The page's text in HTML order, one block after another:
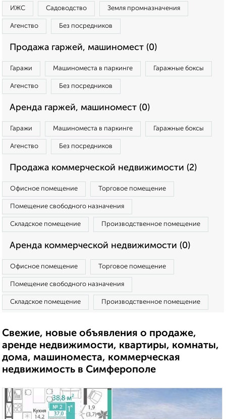
ИЖС Садоводство Земля промназначения
Агенство Без посредников
Продажа гаржей, машиномест (0)
Гаражи Машиноместа в паркинге Гаражные боксы
Агенство Без посредников
Аренда гаржей, машиномест (0)
Гаражи Машиноместа в паркинге Гаражные боксы
Агенство Без посредников
Продажа коммерческой недвижимости (2)
Офисное помещение Торговое помещение
Помещение свободного назначения
Складское помещение Производственное помещение
Аренда коммерческой недвижимости (0)
Офисное помещение Торговое помещение
Помещение свободного назначения
Складское помещение Производственное помещение
Свежие, новые объявления о продаже,
аренде недвижимости, квартиры, комнаты,
дома, машиноместа, коммерческая
недвижимость в Симферополе